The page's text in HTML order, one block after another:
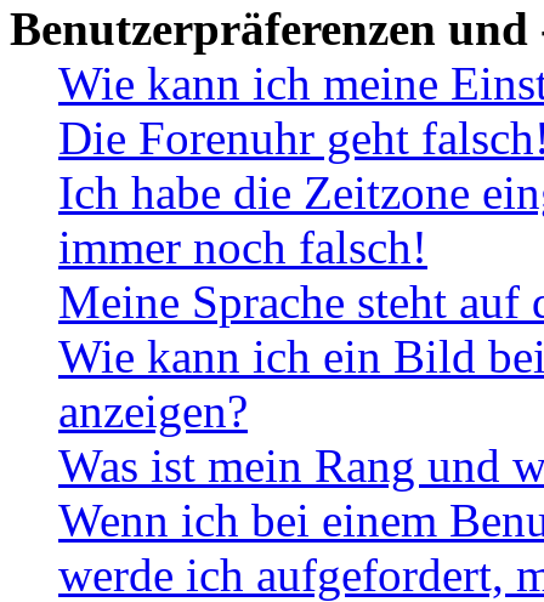
Benutzerpräferenzen und
Wie kann ich meine
Die Forenuhr geht
Ich habe die Zeitzone
immer noch falsch!
Meine Sprache steht
Wie kann ich ein Bild
anzeigen?
Was ist mein Rang und
Wenn ich bei einem
werde ich aufgefordert,